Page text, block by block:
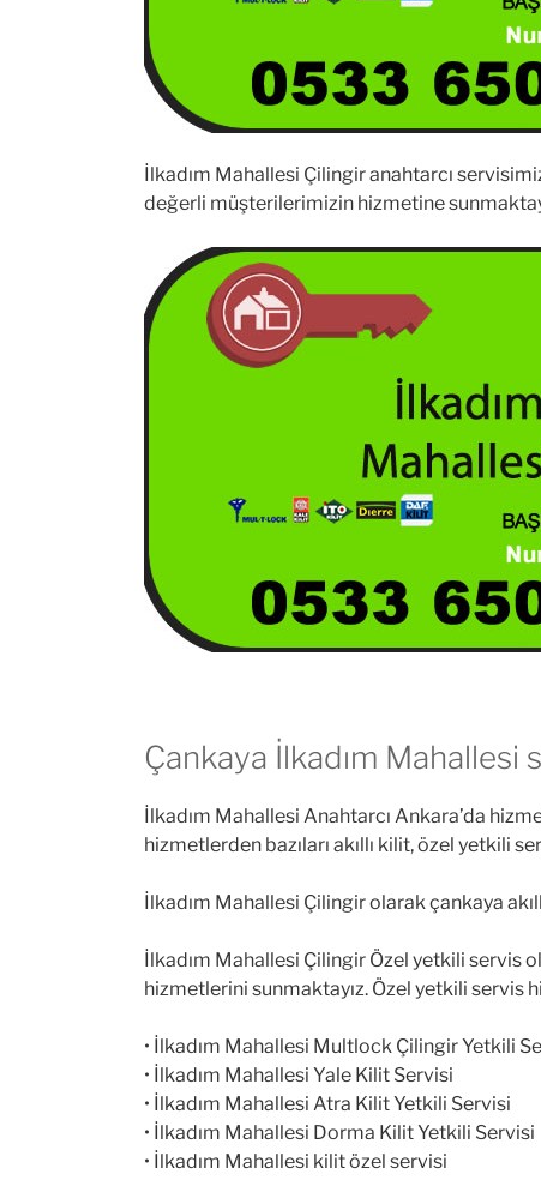
İlkadım Mahallesi Çilingir anahtarcı
değerli müşterilerimizin hizmetine
Çankaya İlkadım
İlkadım Mahallesi Anahtarcı Ankara’da
hizmetlerden bazıları akıllı kilit, özel yetkili
İlkadım Mahallesi Çilingir olarak çankaya
İlkadım Mahallesi Çilingir Özel yetkili servis
hizmetlerini sunmaktayız. Özel yetkili servis
• İlkadım Mahallesi Multlock Çilingir Yetkili
• İlkadım Mahallesi Yale Kilit Servisi
• İlkadım Mahallesi Atra Kilit Yetkili Servisi
• İlkadım Mahallesi Dorma Kilit Yetkili Servisi
• İlkadım Mahallesi kilit özel servisi